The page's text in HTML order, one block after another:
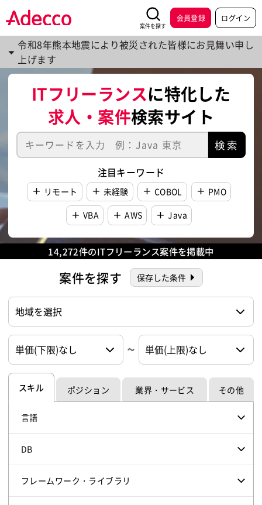
案件を探す
会員登録 ログイン
令和8年熊本地震により被災された皆様にお見舞い申し
上げます
ITフリーランスに特化した
求人・案件検索サイト
検索
注目キーワード
Java
リモート
AWS
PMO
VBA
COBOL
未経験
14,272件のITフリーランス案件を掲載中
案件を探す 保存した条件
スキル ポジション 業界・サービス その他
言語
DB
フレームワーク・ライブラリ